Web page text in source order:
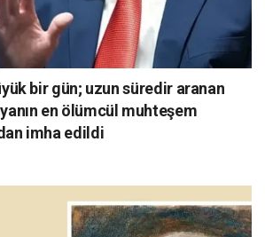
bir gün; uzun süredir aranan
en ölümcül muhteşem
imha edildi